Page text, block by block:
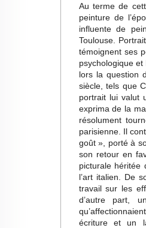
Au terme de
peinture de
influente de
Toulouse.
témoignent ses
psychologique
lors la question
siècle, tels que
portrait lui valut
exprima de la
résolument
parisienne. Il
goût », porté à
son retour en
picturale
l’art italien. De
travail sur les
d’autre part,
écriture et un